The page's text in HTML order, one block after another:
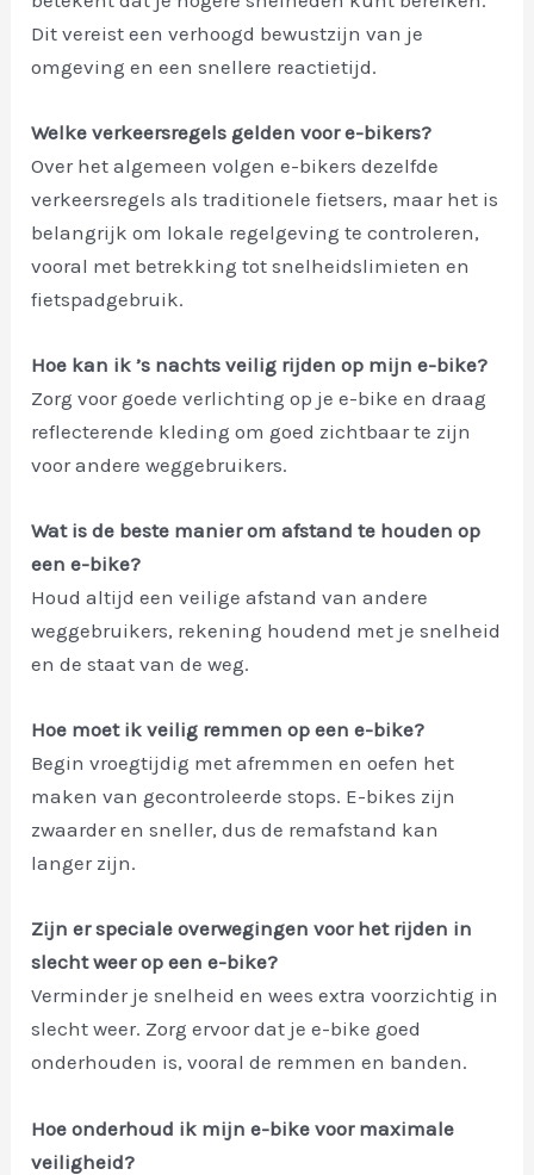
Dit vereist een verhoogd bewustzijn van je
omgeving en een snellere reactietijd.
Welke verkeersregels gelden voor e-bikers?
Over het algemeen volgen e-bikers dezelfde
verkeersregels als traditionele fietsers, maar het is
belangrijk om lokale regelgeving te controleren,
vooral met betrekking tot snelheidslimieten en
fietspadgebruik.
Hoe kan ik ’s nachts veilig rijden op mijn e-bike?
Zorg voor goede verlichting op je e-bike en draag
reflecterende kleding om goed zichtbaar te zijn
voor andere weggebruikers.
Wat is de beste manier om afstand te houden op
een e-bike?
Houd altijd een veilige afstand van andere
weggebruikers, rekening houdend met je snelheid
en de staat van de weg.
Hoe moet ik veilig remmen op een e-bike?
Begin vroegtijdig met afremmen en oefen het
maken van gecontroleerde stops. E-bikes zijn
zwaarder en sneller, dus de remafstand kan
langer zijn.
Zijn er speciale overwegingen voor het rijden in
slecht weer op een e-bike?
Verminder je snelheid en wees extra voorzichtig in
slecht weer. Zorg ervoor dat je e-bike goed
onderhouden is, vooral de remmen en banden.
Hoe onderhoud ik mijn e-bike voor maximale
veiligheid?